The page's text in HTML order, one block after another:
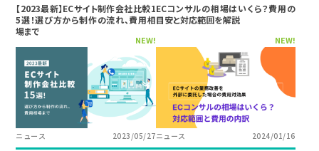
【2023最新】ECサイト制作会社比較1
5選！選び方から制作の流れ、費用相
場まで
NEW!
ニュース 2023/05/27
ECコンサルの相場はいくら？費用の
目安と対応範囲を解説
NEW!
ニュース 2024/01/16